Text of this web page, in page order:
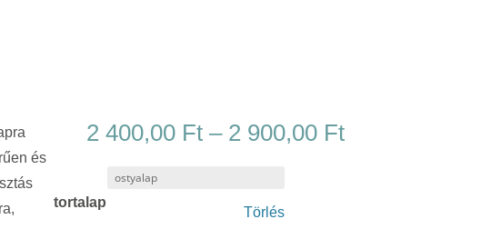
és
2 400,00 Ft – 2 900,00 FtÁrtartomány:
tortalap
Törlés